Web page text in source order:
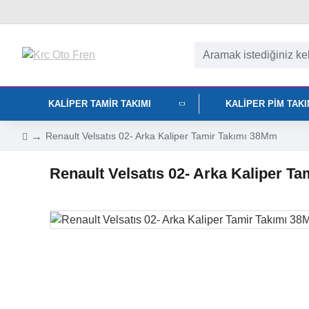
KALIPER TAMIR TAKIMI KALIPER PIM
Renault Velsatıs 02- Arka Kaliper Tamir Takımı 38Mm
Renault Velsatıs 02- Arka Kaliper